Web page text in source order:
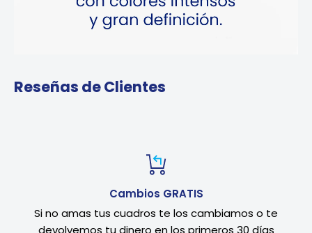
Reseñas de Clientes
Cambios GRATIS
Si no amas tus cuadros te los cambiamos o te
devolvemos tu dinero en los primeros 30 días